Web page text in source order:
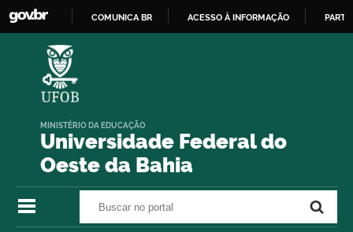
COMUNICA BR ACESSO À INFORMAÇÃO
Universidade Federal do
Oeste da Bahia
MINISTÉRIO DA EDUCAÇÃO